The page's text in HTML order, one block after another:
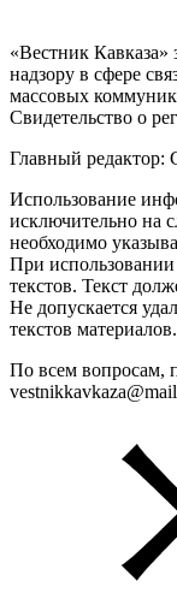
«Вестник Кавказа»
надзору в сфере
массовых
Свидетельство о
Главный редактор:
Использование
исключительно на
необходимо
При
текстов. Текст
Не допускается
текстов материалов.
По всем вопросам,